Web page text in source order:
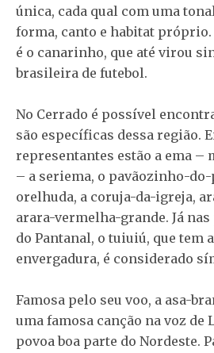
única, cada qual com uma
forma, canto e habitat
é o canarinho, que até virou
brasileira de futebol.
No Cerrado é possível
são específicas dessa região.
representantes estão a ema –
– a seriema, o pavãozinho-
orelhuda, a coruja-da-igreja,
arara-vermelha-grande. Já
do Pantanal, o tuiuiú, que tem
envergadura, é considerado
Famosa pelo seu voo, a asa-
uma famosa canção na voz de
povoa boa parte do Nordeste.